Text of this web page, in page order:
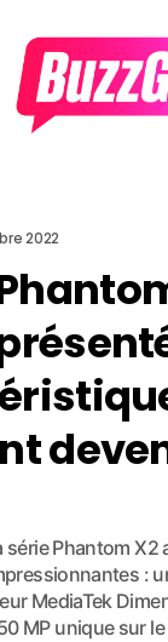
2022
série Phantom X2
:
MediaTek
MP unique sur